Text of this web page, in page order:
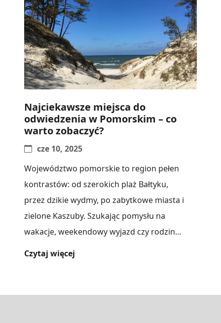
Najciekawsze miejsca do
odwiedzenia w Pomorskim – co
warto zobaczyć?
cze 10, 2025
Województwo pomorskie to region pełen
kontrastów: od szerokich plaż Bałtyku,
przez dzikie wydmy, po zabytkowe miasta i
zielone Kaszuby. Szukając pomysłu na
wakacje, weekendowy wyjazd czy rodzinny
Czytaj więcej